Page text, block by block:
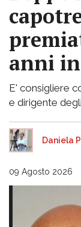
anni
E' consigliere
e dirigente
Daniela
09 Agosto 2026